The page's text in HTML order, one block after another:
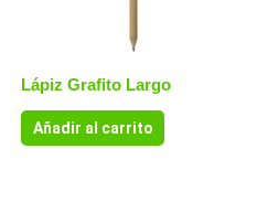
Lápiz Grafito Largo
Añadir al carrito